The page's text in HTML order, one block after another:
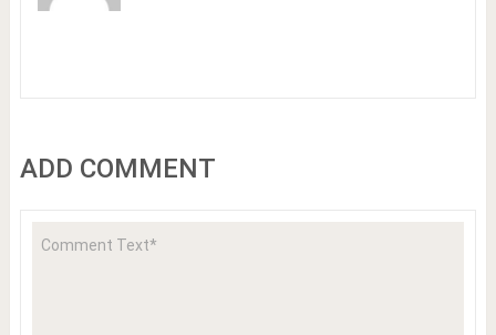
ADD COMMENT